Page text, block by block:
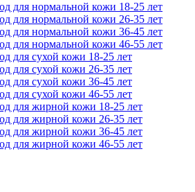
для нормальной кожи 18-25 лет
для нормальной кожи 26-35 лет
для нормальной кожи 36-45 лет
для нормальной кожи 46-55 лет
для сухой кожи 18-25 лет
для сухой кожи 26-35 лет
для сухой кожи 36-45 лет
для сухой кожи 46-55 лет
для жирной кожи 18-25 лет
для жирной кожи 26-35 лет
для жирной кожи 36-45 лет
для жирной кожи 46-55 лет